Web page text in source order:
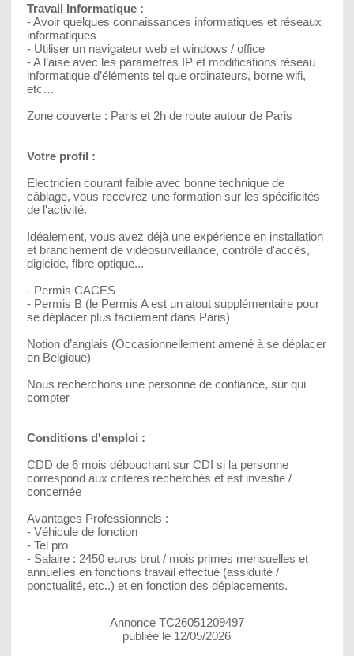
Travail Informatique :
- Avoir quelques connaissances informatiques et réseaux
informatiques
- Utiliser un navigateur web et windows / office
- A l’aise avec les paramètres IP et modifications réseau
informatique d’éléments tel que ordinateurs, borne wifi,
etc…
Zone couverte : Paris et 2h de route autour de Paris
Votre profil :
Electricien courant faible avec bonne technique de
câblage, vous recevrez une formation sur les spécificités
de l'activité.
Idéalement, vous avez déjà une expérience en installation
et branchement de vidéosurveillance, contrôle d'accès,
digicide, fibre optique...
- Permis CACES
- Permis B (le Permis A est un atout supplémentaire pour
se déplacer plus facilement dans Paris)
Notion d’anglais (Occasionnellement amené à se déplacer
en Belgique)
Nous recherchons une personne de confiance, sur qui
compter
Conditions d'emploi :
CDD de 6 mois débouchant sur CDI si la personne
correspond aux critères recherchés et est investie /
concernée
Avantages Professionnels :
- Véhicule de fonction
- Tel pro
- Salaire : 2450 euros brut / mois primes mensuelles et
annuelles en fonctions travail effectué (assiduité /
ponctualité, etc..) et en fonction des déplacements.
Annonce TC26051209497
publiée le 12/05/2026